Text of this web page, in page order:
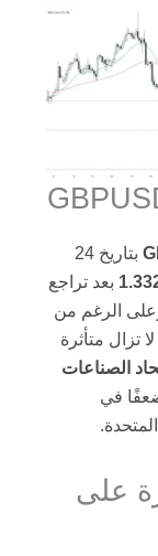
بتاريخ 24
بعد تراجع
الرغم من
تزال متأثرة
الصناعات
في
على